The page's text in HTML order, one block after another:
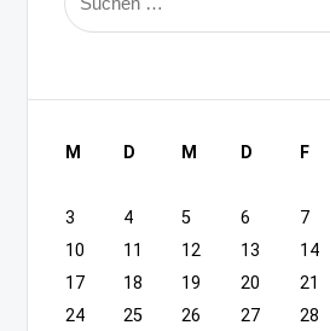
nach:
M D M D F
3
4 5 6 7
10
11 12 13 14
17
18 19 20 21
24
25 26 27 28